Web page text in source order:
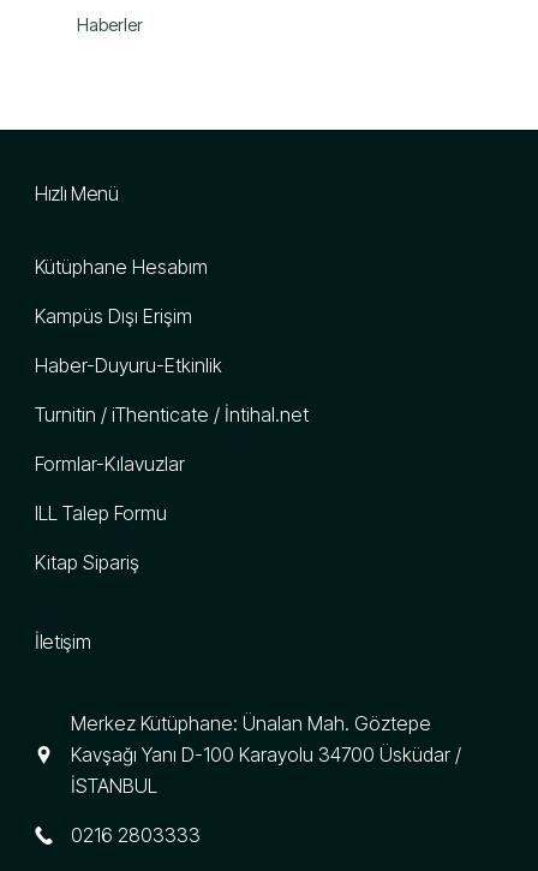
Haberler
Hızlı Menü
Kütüphane Hesabım
Kampüs Dışı Erişim
Haber-Duyuru-Etkinlik
Turnitin / iThenticate / İntihal.net
Formlar-Kılavuzlar
ILL Talep Formu
Kitap Sipariş
İletişim
Merkez Kütüphane: Ünalan Mah. Göztepe
Kavşağı Yanı D-100 Karayolu 34700 Üsküdar /
İSTANBUL
0216 2803333